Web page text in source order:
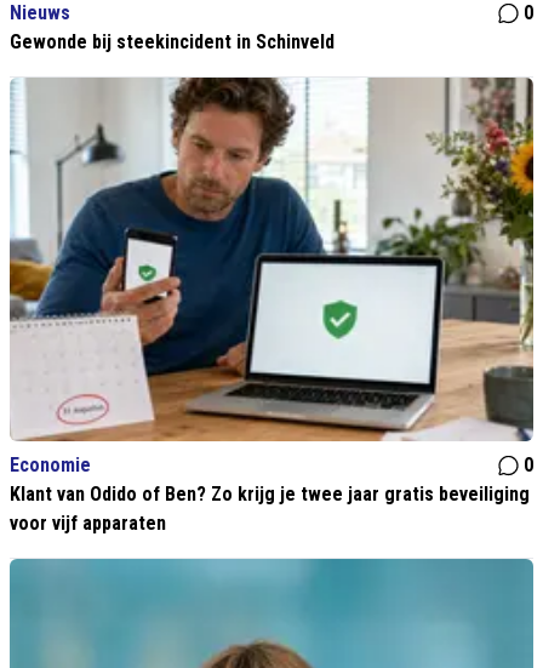
Nieuws
0
Gewonde bij steekincident in Schinveld
Economie
0
Klant van Odido of Ben? Zo krijg je twee jaar gratis beveiliging
voor vijf apparaten